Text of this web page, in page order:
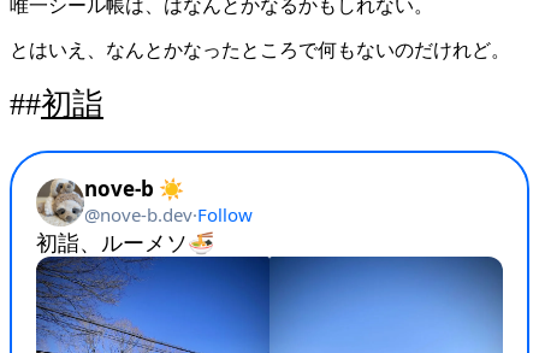
唯一シール帳は、はなんとかなるかもしれない。
とはいえ、なんとかなったところで何もないのだけれど。
初詣